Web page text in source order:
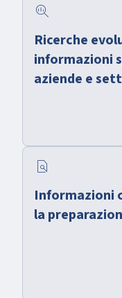
search_insights
Ricerche
informazioni
aziende e
find_in_page
Informazioni
la